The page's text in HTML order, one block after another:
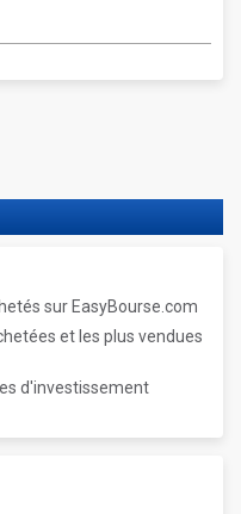
sur EasyBourse.com
et les plus vendues
d'investissement